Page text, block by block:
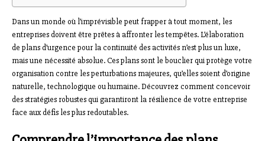
Dans un monde où l’imprévisible peut frapper à tout moment, les
entreprises doivent être prêtes à affronter les tempêtes. L’élaboration
de plans d’urgence pour la continuité des activités n’est plus un luxe,
mais une nécessité absolue. Ces plans sont le bouclier qui protège votre
organisation contre les perturbations majeures, qu’elles soient d’origine
naturelle, technologique ou humaine. Découvrez comment concevoir
des stratégies robustes qui garantiront la résilience de votre entreprise
face aux défis les plus redoutables.